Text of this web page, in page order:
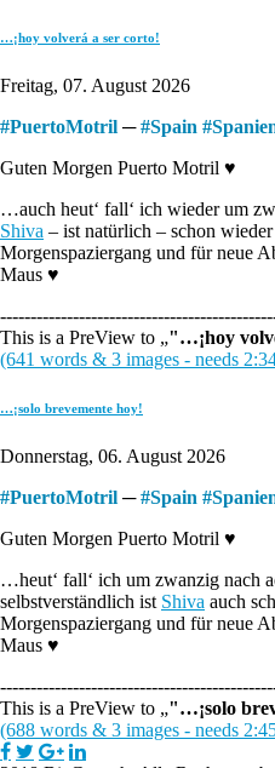
…¡hoy volverá a ser corto!
Freitag, 07. August 2026
#PuertoMotril ─#Spain #
Guten Morgen Puerto Motril ♥
…auch heut‘ fall‘ ich wieder um
Shiva – ist natürlich – schon
Morgenspaziergang und für neue
Maus ♥
This is a PreView to
"…¡hoy
(641 words & 3 images - needs
…¡solo brevemente hoy!
Donnerstag, 06. August 2026
#PuertoMotril ─#Spain #
Guten Morgen Puerto Motril ♥
…heut‘ fall‘ ich um zwanzig nach
selbstverständlich ist Shiva auch
Morgenspaziergang und für neue
Maus ♥
This is a PreView to
"…¡solo
(688 words & 3 images - needs